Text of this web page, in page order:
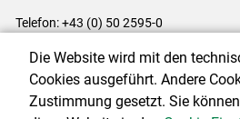
Telefon: +43 (0) 50 2595-0
Impressum|Kontakt|
Cookie-Einstellungen
Die Website wird mit den
Cookies ausgeführt. Andere
Zustimmung gesetzt. Sie